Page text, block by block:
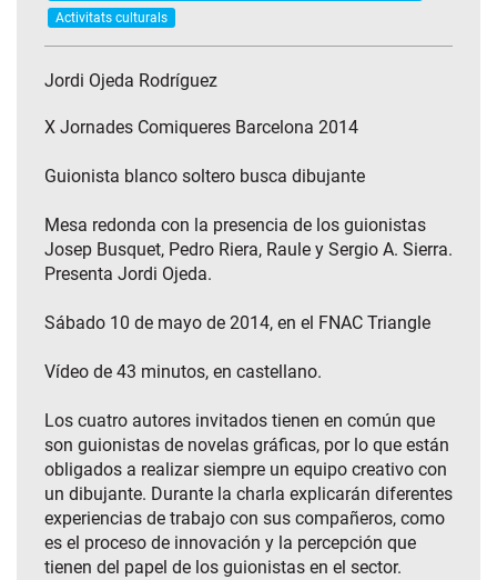
Activitats culturals
Jordi Ojeda Rodríguez
X Jornades Comiqueres Barcelona 2014
Guionista blanco soltero busca dibujante
Mesa redonda con la presencia de los guionistas
Josep Busquet, Pedro Riera, Raule y Sergio A. Sierra.
Presenta Jordi Ojeda.
Sábado 10 de mayo de 2014, en el FNAC Triangle
Vídeo de 43 minutos, en castellano.
Los cuatro autores invitados tienen en común que
son guionistas de novelas gráficas, por lo que están
obligados a realizar siempre un equipo creativo con
un dibujante. Durante la charla explicarán diferentes
experiencias de trabajo con sus compañeros, como
es el proceso de innovación y la percepción que
tienen del papel de los guionistas en el sector.